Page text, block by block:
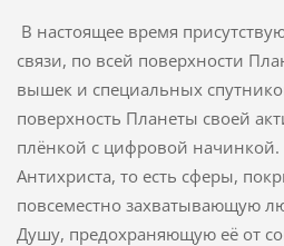
В настоящее время
связи, по всей поверхности
вышек и специальных
поверхность Планеты своей
плёнкой с цифровой
Антихриста, то есть сферы,
повсеместно захватывающую
Душу, предохраняющую её от